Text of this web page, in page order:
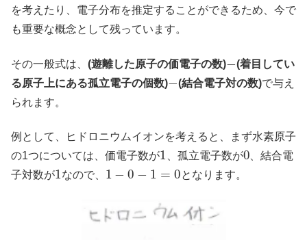
を考えたり、電子分布を推定することができるため、今で
も重要な概念として残っています。
その一般式は、 (遊離した原子の価電子の数)
(着目してい
る原子上にある孤立電子の個数)
(結合電子対の数)で与え
られます。
例として、ヒドロニウムイオンを考えると、まず水素原子
の1つについては、価電子数が
1
、孤立電子数が
0
、結合電
子対数が
1
なので、
1 − 0
となります。